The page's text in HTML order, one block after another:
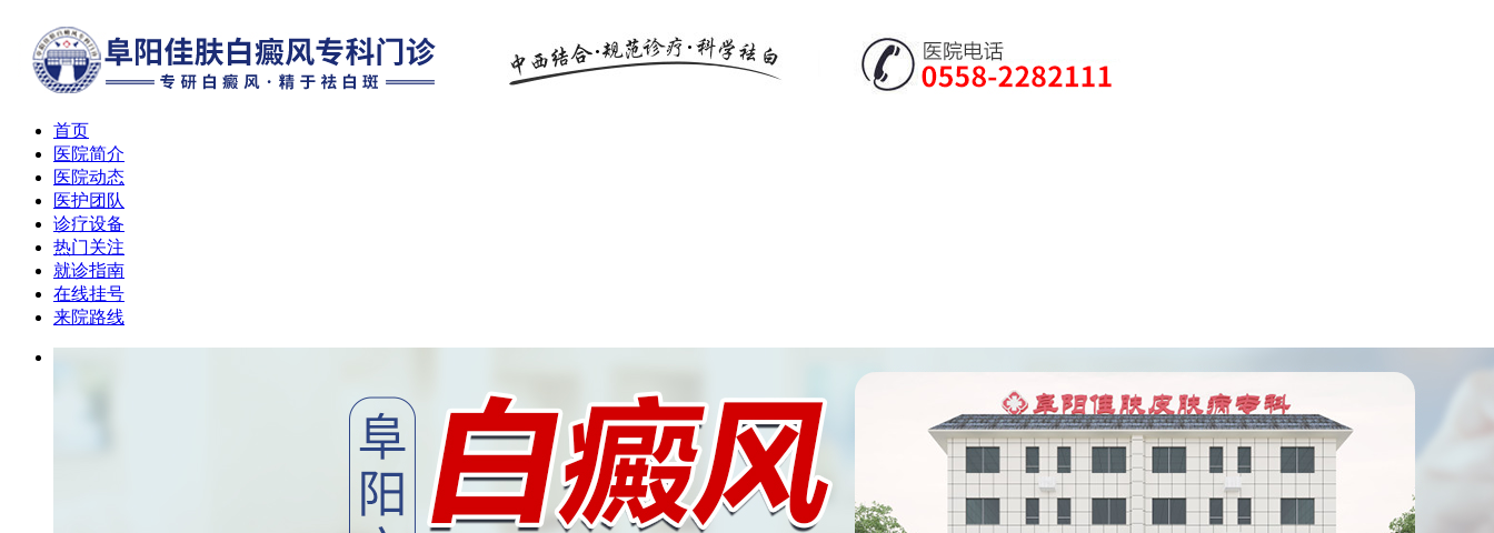
首页
医院简介
医院动态
医护团队
诊疗设备
热门关注
就诊指南
在线挂号
来院路线